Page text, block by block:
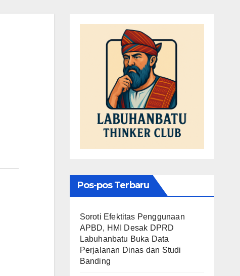
Pos-pos Terbaru
Soroti Efektitas Penggunaan
APBD, HMI Desak DPRD
Labuhanbatu Buka Data
Perjalanan Dinas dan Studi
Banding